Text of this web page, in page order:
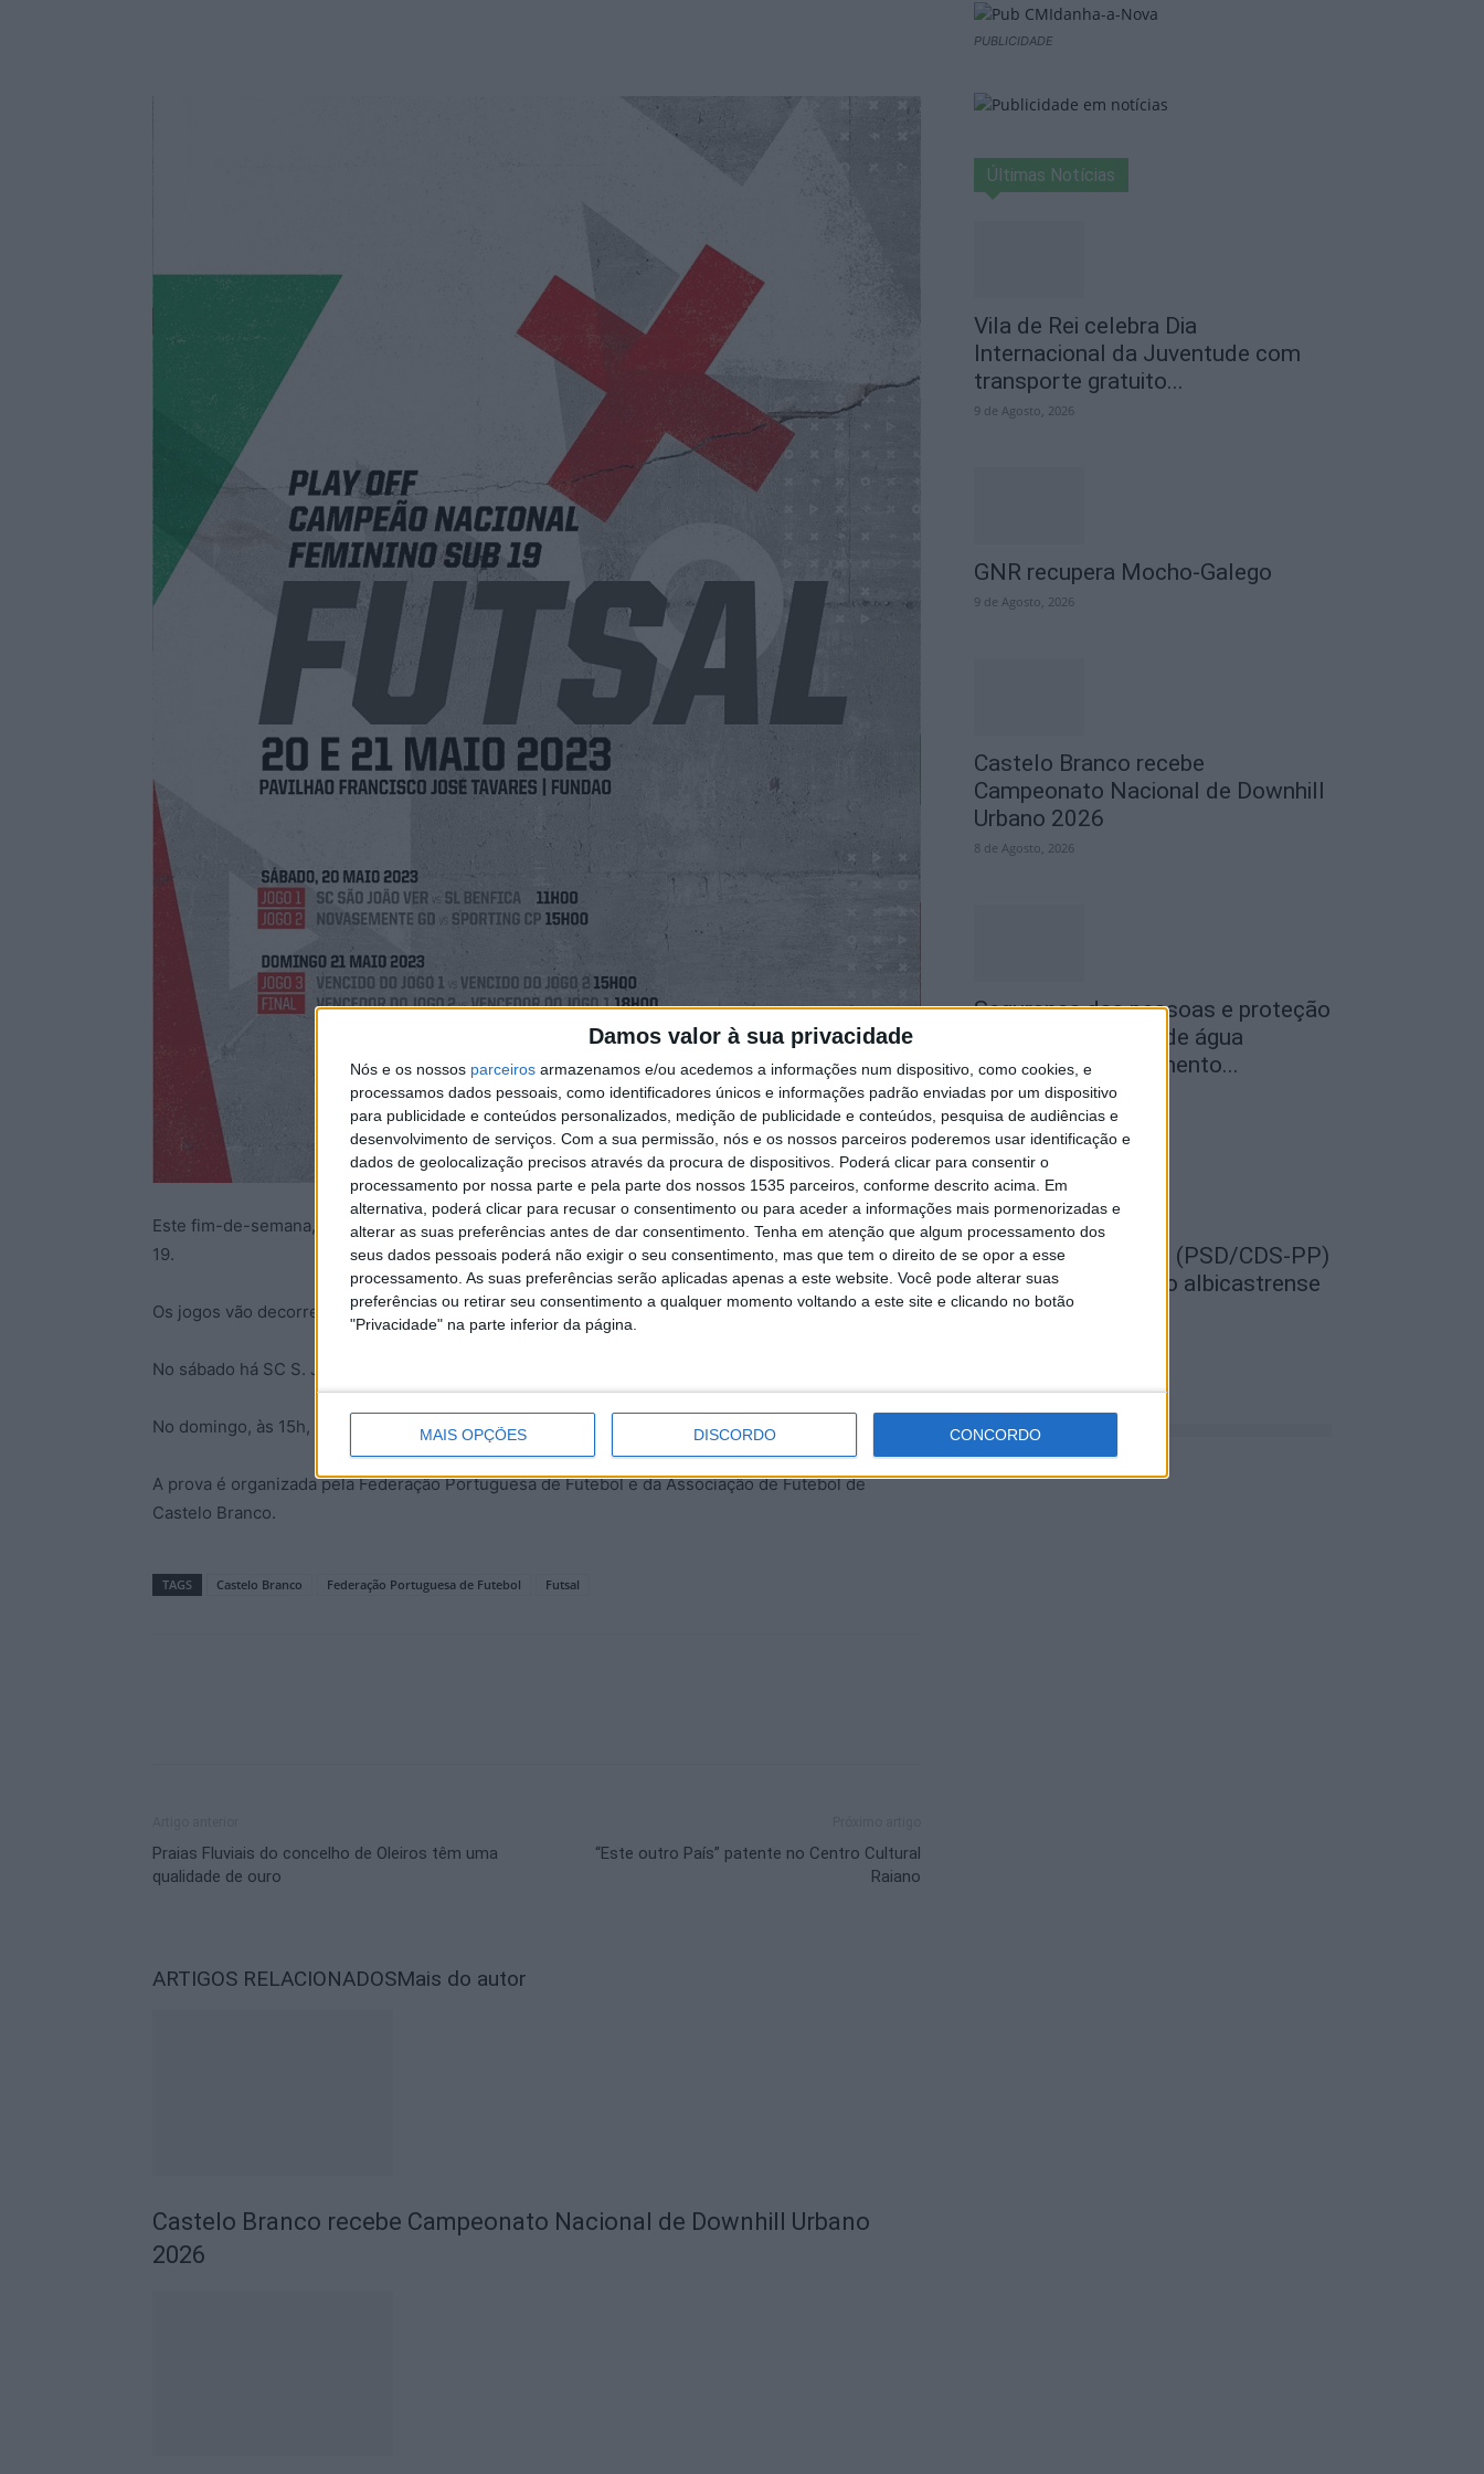
Damos valor à sua privacidade
Nós e os nossos parceiros armazenamos e/ou acedemos a informações num dispositivo, como cookies, e
processamos dados pessoais, como identificadores únicos e informações padrão enviadas por um dispositivo
para publicidade e conteúdos personalizados, medição de publicidade e conteúdos, pesquisa de audiências e
desenvolvimento de serviços. Com a sua permissão, nós e os nossos parceiros poderemos usar identificação e
dados de geolocalização precisos através da procura de dispositivos. Poderá clicar para consentir o
processamento por nossa parte e pela parte dos nossos 1535 parceiros, conforme descrito acima. Em
alternativa, poderá clicar para recusar o consentimento ou para aceder a informações mais pormenorizadas e
alterar as suas preferências antes de dar consentimento. Tenha em atenção que algum processamento dos
seus dados pessoais poderá não exigir o seu consentimento, mas que tem o direito de se opor a esse
processamento. As suas preferências serão aplicadas apenas a este website. Você pode alterar suas
preferências ou retirar seu consentimento a qualquer momento voltando a este site e clicando no botão
"Privacidade" na parte inferior da página.
MAIS OPÇÕES DISCORDO CONCORDO
Este fim-de-semana, 20 e 21 de maio, decorrem os play-off para campeão nacional feminino sub-
19.
Os jogos vão decorrer no Pavilhão Francisco José Tavares, Fundão.
No sábado há SC S. João Ver e SL Benfica, às 11h, e Novasemente GD e Sporting CP, às 15h.
No domingo, às 15h, decorrer o encontro entre os vencidos. Às 18h, será o jogo da final.
A prova é organizada pela Federação Portuguesa de Futebol e da Associação de Futebol de
Castelo Branco.
TAGS Castelo Branco Federação Portuguesa de Futebol Futsal
Praias Fluviais do concelho de Oleiros têm uma
qualidade de ouro
“Este outro País” patente no Centro Cultural
Raiano
ARTIGOS RELACIONADOSMais do autor
Castelo Branco recebe Campeonato Nacional de Downhill Urbano
2026
PUBLICIDADE
Últimas Notícias
Vila de Rei celebra Dia
Internacional da Juventude com
transporte gratuito...
9 de Agosto, 2026
GNR recupera Mocho-Galego
9 de Agosto, 2026
Castelo Branco recebe
Campeonato Nacional de Downhill
Urbano 2026
8 de Agosto, 2026
Segurança das pessoas e proteção
do abastecimento de água
justificam encerramento...
7 de Agosto, 2026
SEMPRE por todos (PSD/CDS-PP)
questiona Município albicastrense
sobre o fecho do...